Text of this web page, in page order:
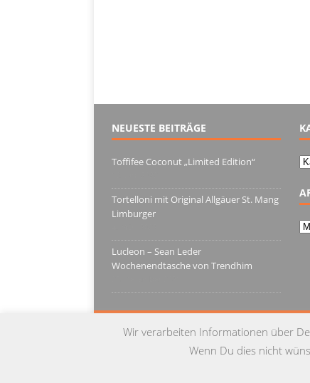
NEUESTE BEITRÄGE
Toffifee Coconut „Limited Edition“
Tortelloni mit Original Allgäuer St. Mang
Limburger
Lucleon – Sean Leder
Wochenendtasche von Trendhim
Wir verarbeiten Informationen über
Wenn Du dies nicht